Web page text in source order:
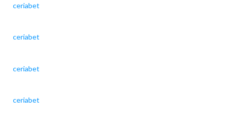
ceriabet
ceriabet
ceriabet
ceriabet